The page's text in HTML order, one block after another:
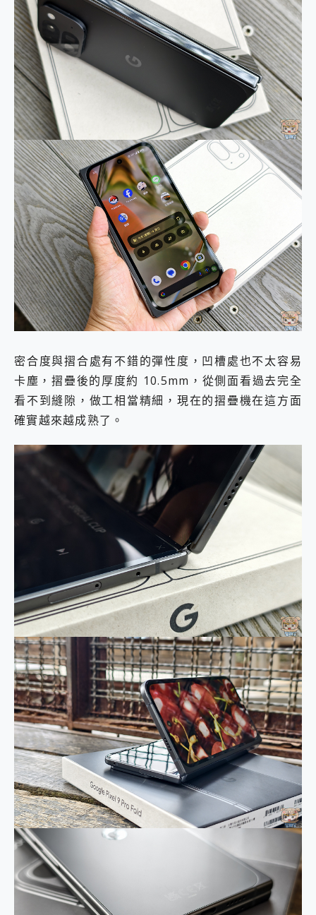
密合度與摺合處有不錯的彈性度，凹槽處也不太容易
卡塵，摺疊後的厚度約 10.5mm，從側面看過去完全
看不到縫隙，做工相當精細，現在的摺疊機在這方面
確實越來越成熟了。